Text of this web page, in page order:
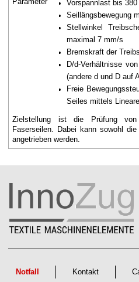
Parameter
Vorspannlast bis
Seillängsbewegung
Stellwinkel
maximal 7 mm/s
Bremskraft der
D/d-Verhältnisse
(andere d und D auf
Freie
Seiles mittels
Zielstellung ist die Prüfung von
Faserseilen. Dabei kann sowohl
angetrieben werden.
Notfall Kontakt